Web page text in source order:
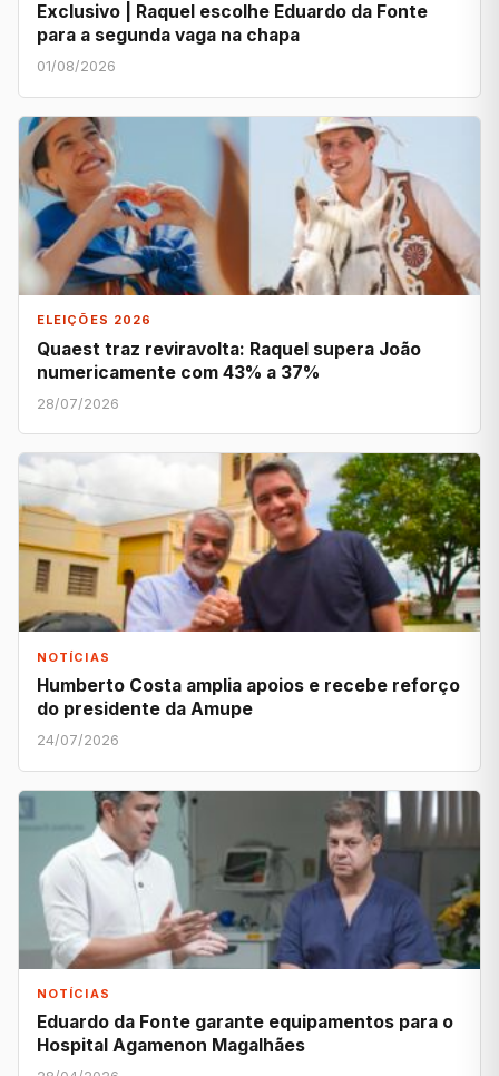
Exclusivo | Raquel escolhe Eduardo da Fonte
para a segunda vaga na chapa
01/08/2026
ELEIÇÕES 2026
Quaest traz reviravolta: Raquel supera João
numericamente com 43% a 37%
28/07/2026
NOTÍCIAS
Humberto Costa amplia apoios e recebe reforço
do presidente da Amupe
24/07/2026
NOTÍCIAS
Eduardo da Fonte garante equipamentos para o
Hospital Agamenon Magalhães